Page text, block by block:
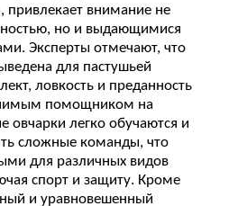
привлекает внимание не
но и выдающимися
Эксперты отмечают, что
для пастушьей
ловкость и преданность
помощником на
овчарки легко обучаются и
сложные команды, что
для различных видов
спорт и защиту. Кроме
и уравновешенный